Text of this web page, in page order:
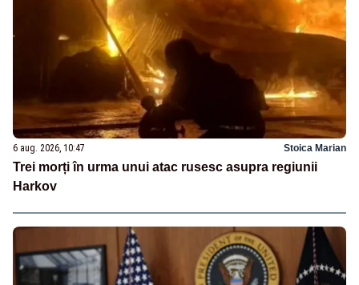
6 aug. 2026, 10:47 Stoica Marian
Trei morți în urma unui atac rusesc asupra regiunii
Harkov